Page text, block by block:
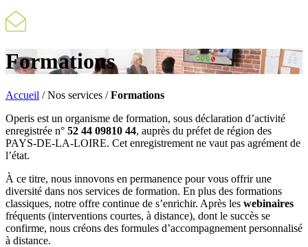
Formations
Accueil /Nos services / Formations
Operis est un organisme de formation, sous déclaration d’activité
enregistrée n° 52 44 09810 44, auprès du préfet de région des
PAYS-DE-LA-LOIRE. Cet enregistrement ne vaut pas agrément de
l’état.
À ce titre, nous innovons en permanence pour vous offrir une
diversité dans nos services de formation. En plus des formations
classiques, notre offre continue de s’enrichir. Après les webinaires
fréquents (interventions courtes, à distance), dont le succès se
confirme, nous créons des formules d’accompagnement personnalisé
à distance.